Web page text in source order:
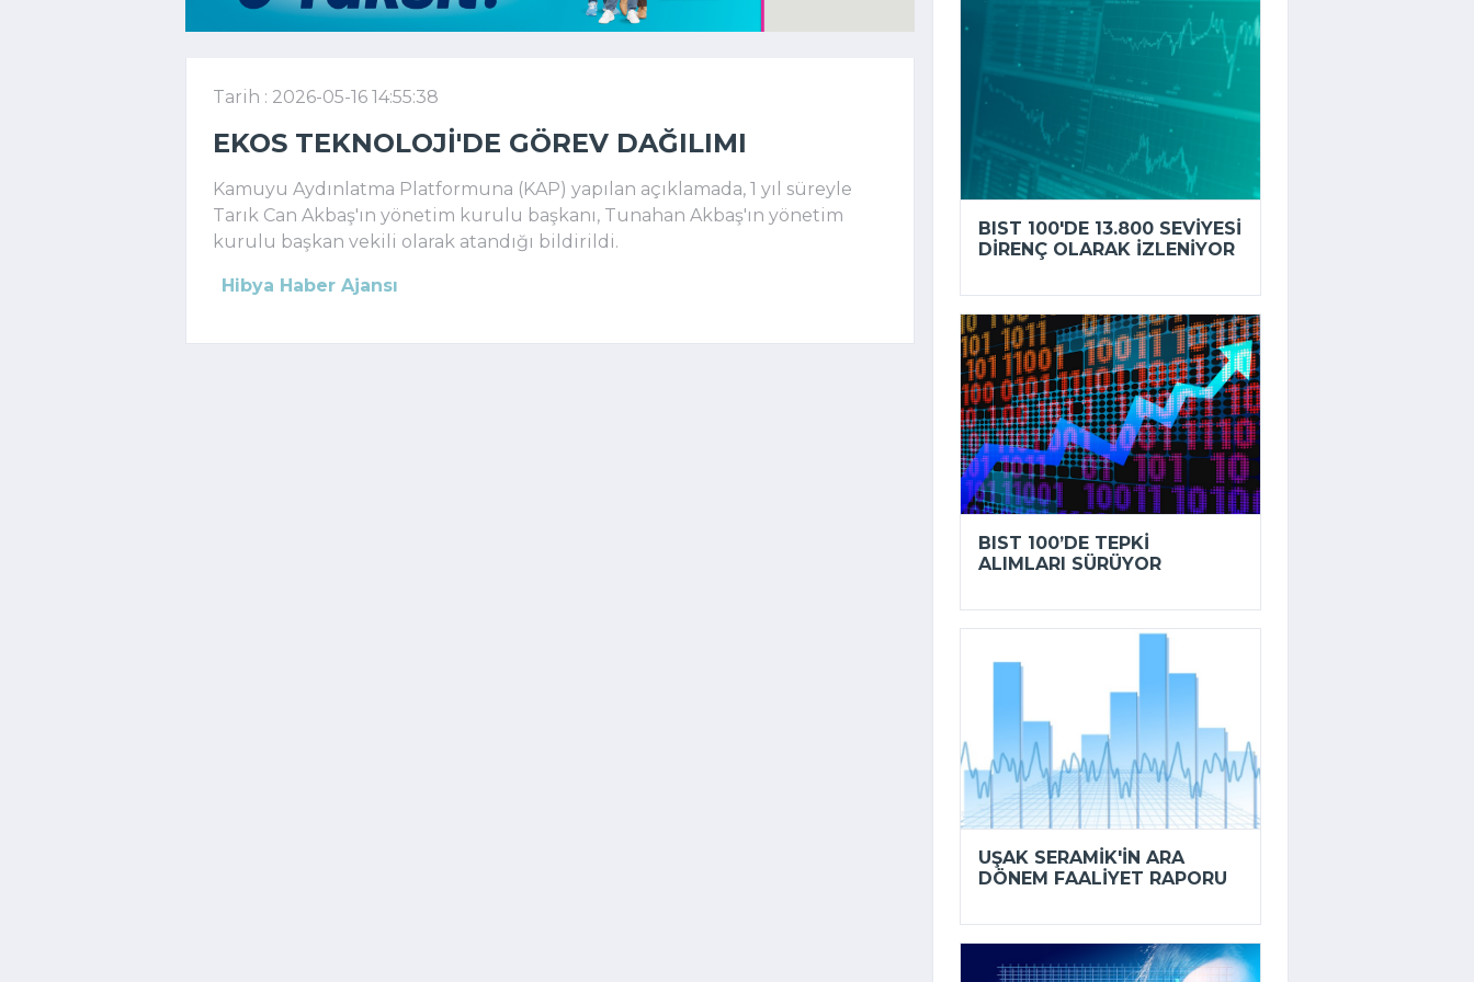
Tarih : 2026-05-16 14:55:38
EKOS TEKNOLOJI'DE GÖREV DAĞILIMI
Kamuyu Aydınlatma Platformuna (KAP) yapılan açıklamada, 1 yıl süreyle
Tarık Can Akbaş'ın yönetim kurulu başkanı, Tunahan Akbaş'ın yönetim
kurulu başkan vekili olarak atandığı bildirildi.
Hibya Haber Ajansı
BIST 100'DE 13.800 SEVIYESI
DIRENÇ OLARAK IZLENIYOR
BIST 100’DE TEPKI
ALIMLARI SÜRÜYOR
UŞAK SERAMIK'IN ARA
DÖNEM FAALIYET RAPORU